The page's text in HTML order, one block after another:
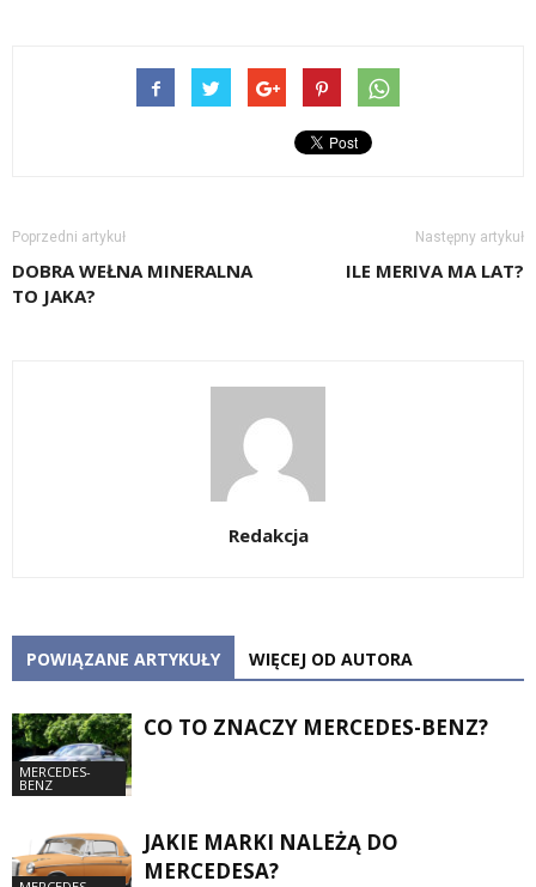
Poprzedni artykuł
DOBRA WEŁNA MINERALNA
TO JAKA?
Następny artykuł
ILE MERIVA MA LAT?
Redakcja
POWIĄZANE ARTYKUŁY WIĘCEJ OD AUTORA
MERCEDES-
BENZ
CO TO ZNACZY MERCEDES-BENZ?
JAKIE MARKI NALEŻĄ DO
MERCEDESA?